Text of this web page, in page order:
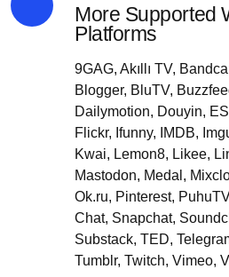
More Supported
Platforms
9GAG, Akıllı TV,
Blogger, BluTV,
Dailymotion, Douyin,
Flickr, Ifunny, IMDB,
Kwai, Lemon8, Likee,
Mastodon, Medal,
Ok.ru, Pinterest,
Chat, Snapchat,
Substack, TED,
Tumblr, Twitch, Vimeo,